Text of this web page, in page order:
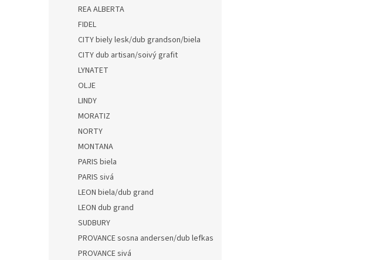
REA ALBERTA
FIDEL
CITY biely lesk/dub grandson/biela
CITY dub artisan/soivý grafit
LYNATET
OLJE
LINDY
MORATIZ
NORTY
MONTANA
PARIS biela
PARIS sivá
LEON biela/dub grand
LEON dub grand
SUDBURY
PROVANCE sosna andersen/dub lefkas
PROVANCE sivá